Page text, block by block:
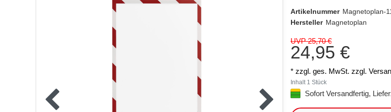
Artikelnummer Magnetoplan-
Hersteller Magnetoplan
UVP 25,70 €
24,95 €
* zzgl. ges. MwSt. zzgl.
Inhalt 1 Stück
Sofort Versandfertig,